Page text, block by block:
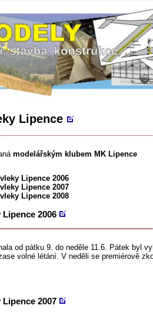
Lipence
modelářským klubem MK Lipence
Lipence 2006
Lipence 2007
Lipence 2008
2006
od pátku 9. do neděle 11.6. Pátek byl
volné létání. V neděli se premiérově
2007